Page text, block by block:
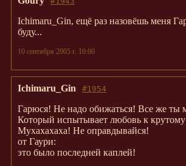
Ichimaru_Gin, ещё раз назовёшь меня
буду...
10 сентября 2005 г. 10:00
#1954
Ichimaru_Gin
Гарюся! Не надо обижаться! Все же ты
Который испытывает любовь к
Мухахахаха! Не оправдывайся!
от Гаури:
это было последней каплей!